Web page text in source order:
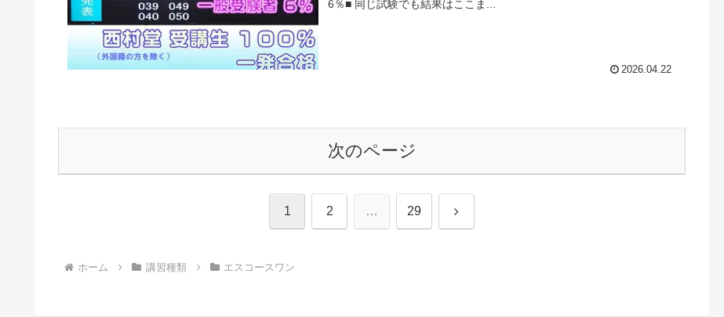
6％■ 同じ試験でも結果はここま...
2026.04.22
次のページ
1 2 … 29 次
ホーム 講習種類 エスコースワン